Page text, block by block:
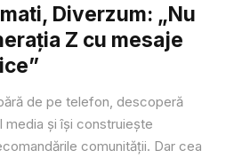
Diverzum: „Nu
Z cu mesaje
de pe telefon, descoperă
media și își construiește
comunității. Dar cea